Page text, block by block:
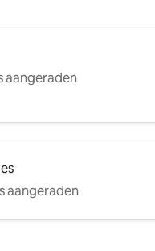
aangeraden
aangeraden